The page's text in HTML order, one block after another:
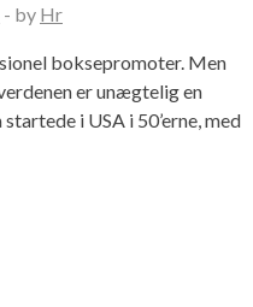
- by Hr
boksepromoter. Men
er unægtelig en
i USA i 50’erne, med